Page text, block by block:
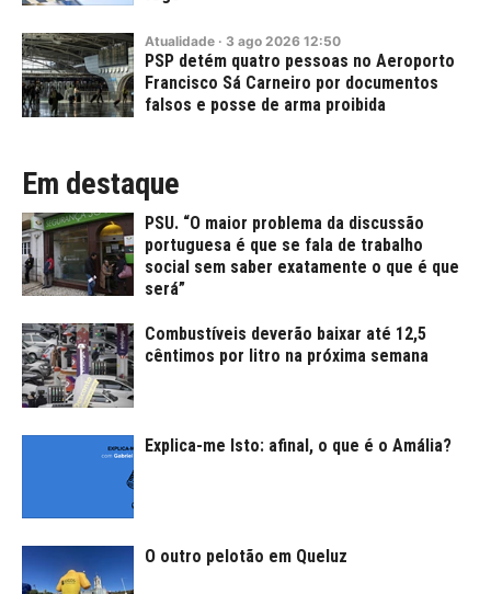
Atualidade · 3 ago 2026 12:50
PSP detém quatro pessoas no Aeroporto
Francisco Sá Carneiro por documentos
falsos e posse de arma proibida
Em destaque
PSU. “O maior problema da discussão
portuguesa é que se fala de trabalho
social sem saber exatamente o que é que
será”
Combustíveis deverão baixar até 12,5
cêntimos por litro na próxima semana
Explica-me Isto: afinal, o que é o Amália?
O outro pelotão em Queluz